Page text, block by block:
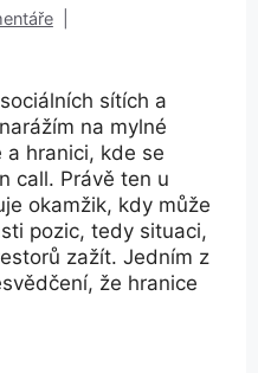
sítích a
na mylné
hranici, kde se
call. Právě ten u
okamžik, kdy může
pozic, tedy situaci,
zažít. Jedním z
že hranice